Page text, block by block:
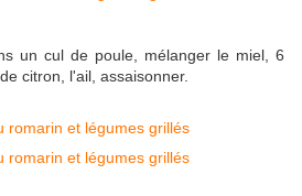
un cul de poule, mélanger le miel, 6
citron, l'ail, assaisonner.